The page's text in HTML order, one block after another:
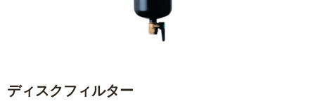
ディスクフィルター